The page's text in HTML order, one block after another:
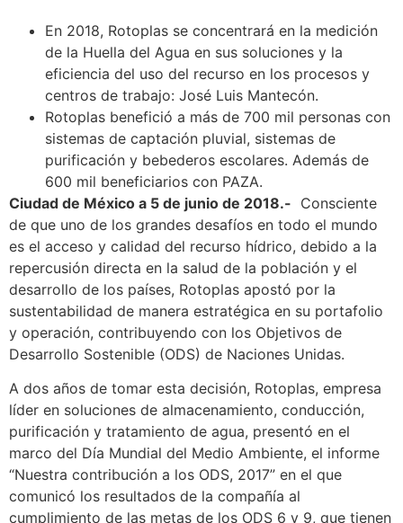
En 2018, Rotoplas se concentrará en la medición
de la Huella del Agua en sus soluciones y la
eficiencia del uso del recurso en los procesos y
centros de trabajo: José Luis Mantecón.
Rotoplas benefició a más de 700 mil personas con
sistemas de captación pluvial, sistemas de
purificación y bebederos escolares. Además de
600 mil beneficiarios con PAZA.
Ciudad de México a 5 de junio de 2018.- Consciente
de que uno de los grandes desafíos en todo el mundo
es el acceso y calidad del recurso hídrico, debido a la
repercusión directa en la salud de la población y el
desarrollo de los países, Rotoplas apostó por la
sustentabilidad de manera estratégica en su portafolio
y operación, contribuyendo con los Objetivos de
Desarrollo Sostenible (ODS) de Naciones Unidas.
A dos años de tomar esta decisión, Rotoplas, empresa
líder en soluciones de almacenamiento, conducción,
purificación y tratamiento de agua, presentó en el
marco del Día Mundial del Medio Ambiente, el informe
“Nuestra contribución a los ODS, 2017” en el que
comunicó los resultados de la compañía al
cumplimiento de las metas de los ODS 6 y 9, que tienen